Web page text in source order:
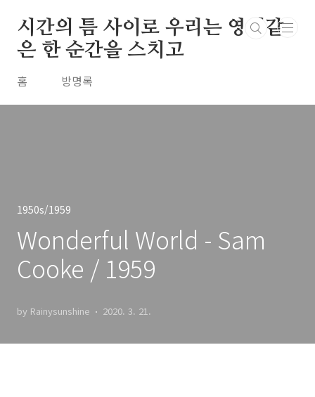
시간의 틈 사이로 우리는 영원같
은 한 순간을 스치고
홈 방명록
1950s/1959
Wonderful World - Sam
Cooke / 1959
by Rainysunshine 2020. 3. 21.